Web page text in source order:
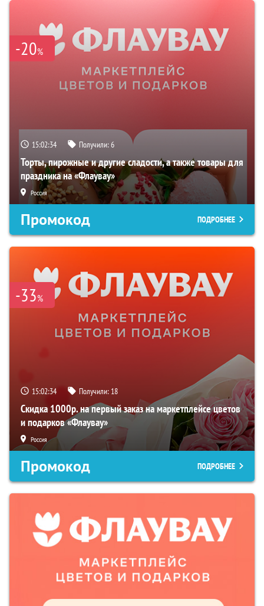
-20%
15:02:32 Получили:6
Торты, пирожные и другие сладости, а также товары для
праздника на «Флаувау»
Россия
Промокод ПОДРОБНЕЕ
-33%
15:02:32 Получили: 18
Скидка 1000р. на первый заказ на маркетплейсе цветов
и подарков «Флаувау»
Россия
Промокод ПОДРОБНЕЕ